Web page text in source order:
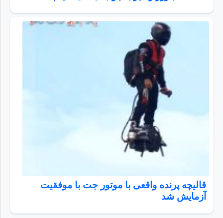
قالیچه پرنده واقعی با موتور جت با موفقیت
آزمایش شد